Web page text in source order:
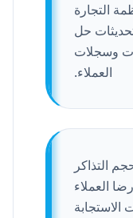
التجارة
حل
وسجلات
العملاء.
التذاكر
العملاء
الاستجابة